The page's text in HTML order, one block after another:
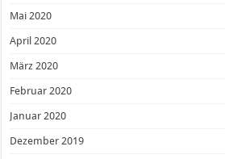
Mai 2020
April 2020
März 2020
Februar 2020
Januar 2020
Dezember 2019